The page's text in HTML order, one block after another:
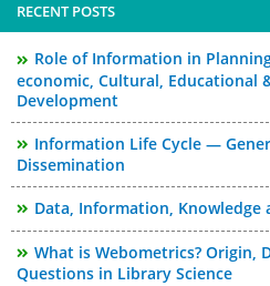
RECENT POSTS
Role of Information in
economic, Cultural, Educational
Development
Information Life Cycle —
Dissemination
Data, Information, Knowledge
What is Webometrics? Origin,
Questions in Library Science